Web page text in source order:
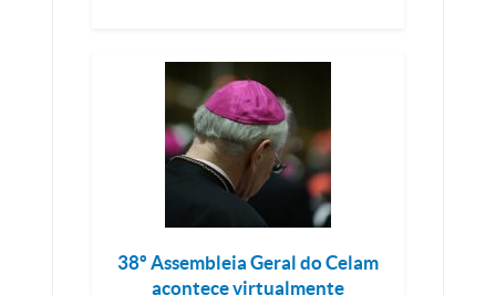
38º Assembleia Geral do Celam
acontece virtualmente